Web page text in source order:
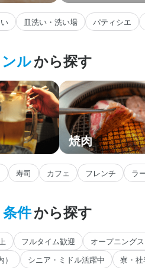
皿洗い・洗い場 パティシエ
ルから探す
焼肉
寿司 カフェ フレンチ ラ
件から探す
フルタイム歓迎 オープニング
シニア・ミドル活躍中 寮・社